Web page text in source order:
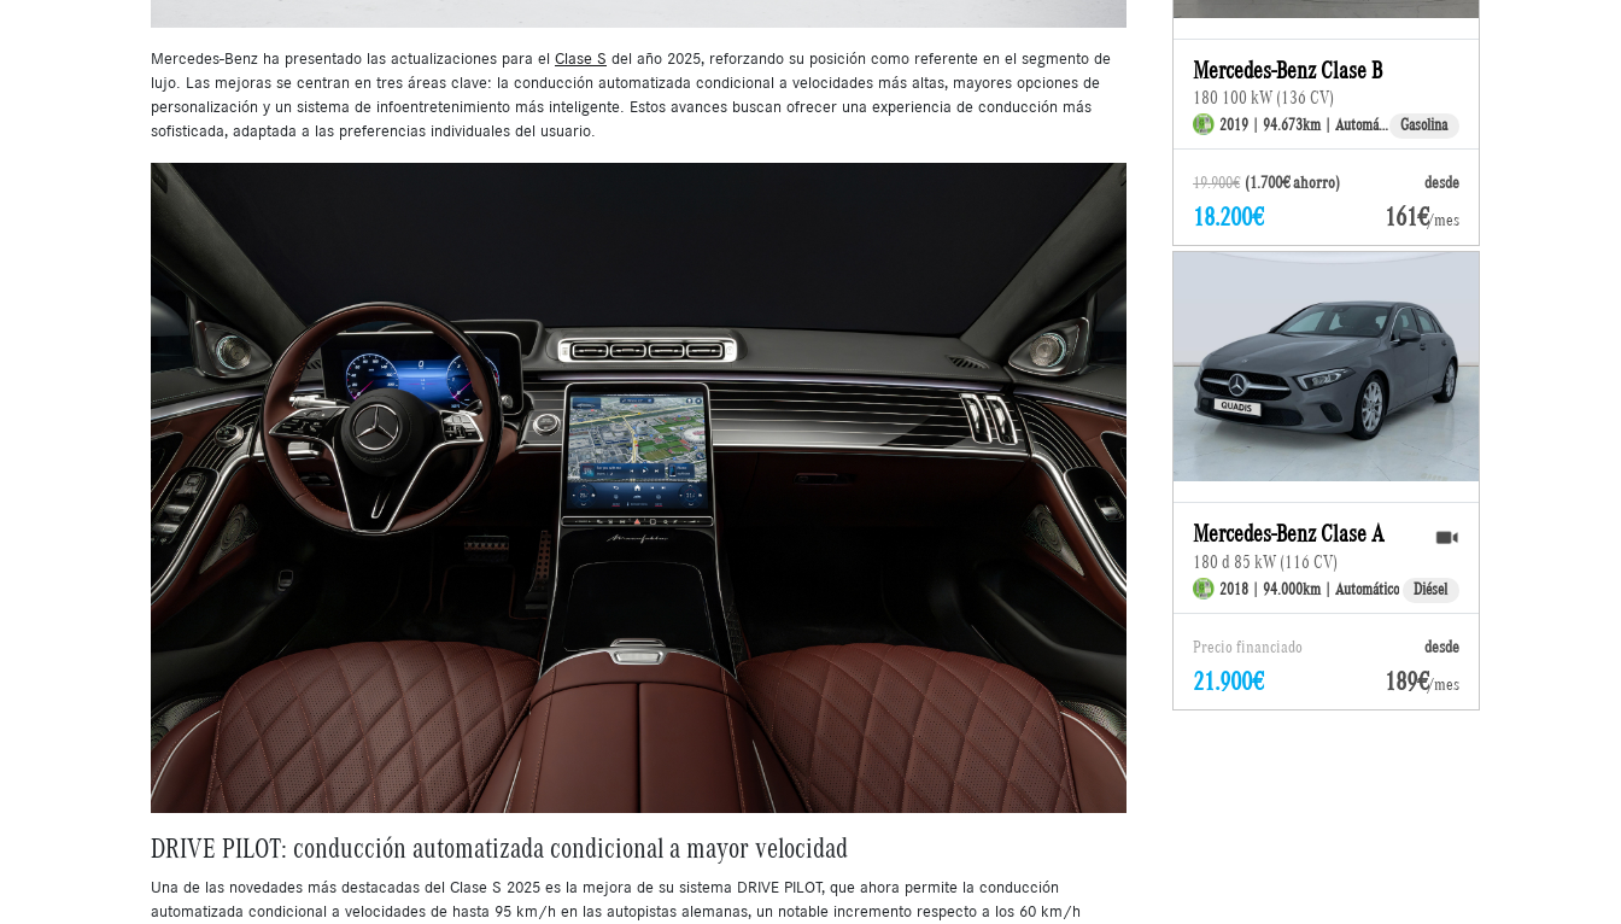
Mercedes-Benz ha presentado las actualizaciones para el Clase S del año 2025, reforzando su posición como referente en el segmento de
lujo. Las mejoras se centran en tres áreas clave: la conducción automatizada condicional a velocidades más altas, mayores opciones de
personalización y un sistema de infoentretenimiento más inteligente. Estos avances buscan ofrecer una experiencia de conducción más
sofisticada, adaptada a las preferencias individuales del usuario.
DRIVE PILOT: conducción automatizada condicional a mayor velocidad
Una de las novedades más destacadas del Clase S 2025 es la mejora de su sistema DRIVE PILOT, que ahora permite la conducción
automatizada condicional a velocidades de hasta 95 km/h en las autopistas alemanas, un notable incremento respecto a los 60 km/h
Mercedes-Benz Clase B
180 100 kW (136 CV)
2019 | 94.673km | Automático Gasolina
19.900€ (1.700€ ahorro) desde
18.200€ 161€/mes
Mercedes-Benz Clase A
180 d 85 kW (116 CV)
2018 | 94.000km | Automático Diésel
Precio financiado desde
21.900€ 189€/mes